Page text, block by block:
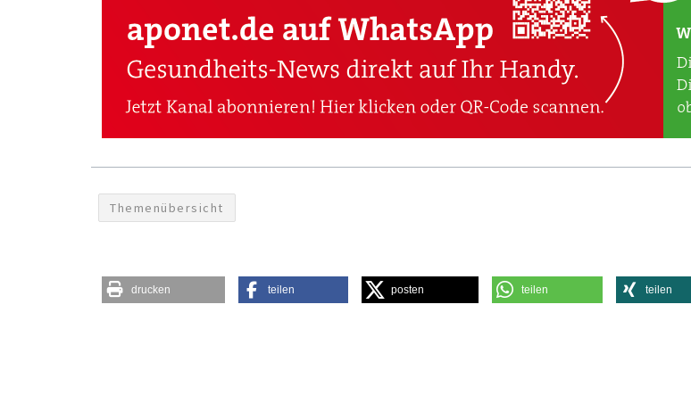
Themenübersicht
drucken teilen posten teilen teilen